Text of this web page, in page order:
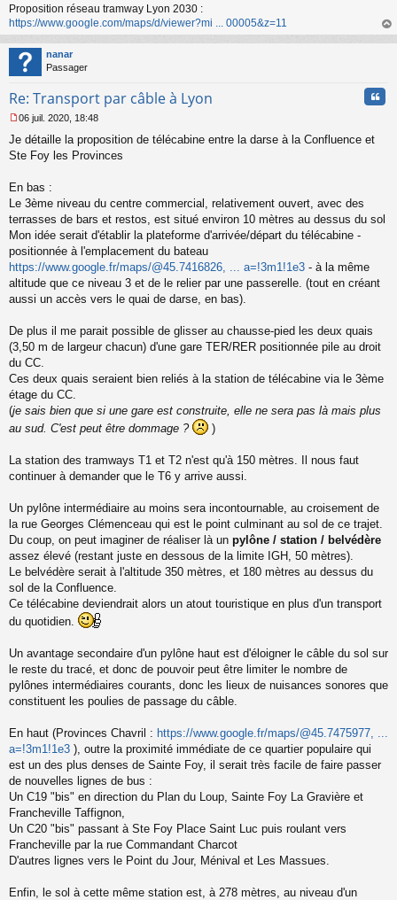
n
o
n
l
u
Proposition réseau tramway Lyon 2030 :
https://www.google.com/maps/d/viewer?mi ... 00005&z=11
au
nanar
Passager
Re: Transport par câble à Lyon
e
s
g
e
n
o
n
u
06 juil. 2020, 18:48
Je détaille la proposition de télécabine entre la darse à la Confluence et
Ste Foy les Provinces
En bas :
Le 3ème niveau du centre commercial, relativement ouvert, avec des
terrasses de bars et restos, est situé environ 10 mètres au dessus du sol
Mon idée serait d'établir la plateforme d'arrivée/départ du télécabine -
positionnée à l'emplacement du bateau
https://www.google.fr/maps/@45.7416826, ... a=!3m1!1e3 - à la même
altitude que ce niveau 3 et de le relier par une passerelle. (tout en créant
aussi un accès vers le quai de darse, en bas).
De plus il me parait possible de glisser au chausse-pied les deux quais
(3,50 m de largeur chacun) d'une gare TER/RER positionnée pile au droit
du CC.
Ces deux quais seraient bien reliés à la station de télécabine via le 3ème
étage du CC.
(je sais bien que si une gare est construite, elle ne sera pas là mais plus
au sud. C'est peut être dommage ?
)
La station des tramways T1 et T2 n'est qu'à 150 mètres. Il nous faut
continuer à demander que le T6 y arrive aussi.
Un pylône intermédiaire au moins sera incontournable, au croisement de
la rue Georges Clémenceau qui est le point culminant au sol de ce trajet.
Du coup, on peut imaginer de réaliser là un pylône / station / belvédère
assez élevé (restant juste en dessous de la limite IGH, 50 mètres).
Le belvédère serait à l'altitude 350 mètres, et 180 mètres au dessus du
sol de la Confluence.
Ce télécabine deviendrait alors un atout touristique en plus d'un transport
du quotidien.
Un avantage secondaire d'un pylône haut est d'éloigner le câble du sol sur
le reste du tracé, et donc de pouvoir peut être limiter le nombre de
pylônes intermédiaires courants, donc les lieux de nuisances sonores que
constituent les poulies de passage du câble.
En haut (Provinces Chavril : https://www.google.fr/maps/@45.7475977, ...
a=!3m1!1e3 ), outre la proximité immédiate de ce quartier populaire qui
est un des plus denses de Sainte Foy, il serait très facile de faire passer
de nouvelles lignes de bus :
Un C19 "bis" en direction du Plan du Loup, Sainte Foy La Gravière et
Francheville Taffignon,
Un C20 "bis" passant à Ste Foy Place Saint Luc puis roulant vers
Francheville par la rue Commandant Charcot
D'autres lignes vers le Point du Jour, Ménival et Les Massues.
Enfin, le sol à cette même station est, à 278 mètres, au niveau d'un